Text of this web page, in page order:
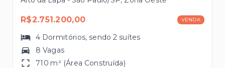
R$2.751.200,00 VENDA
4 Dormitórios, sendo2 suítes
8 Vagas
710 m² (Área Construída)